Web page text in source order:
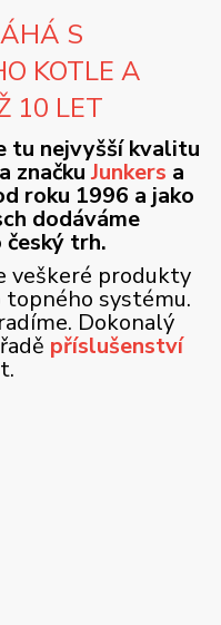
S
KOTLE A
10 LET
tu nejvyšší kvalitu
značkuJunkers a
roku 1996 a jako
dodáváme
trh.
veškeré produkty
topného systému.
Dokonalý
příslušenství